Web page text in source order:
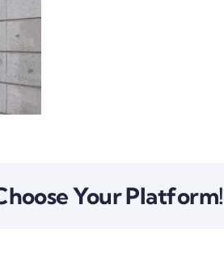
Your Platform!